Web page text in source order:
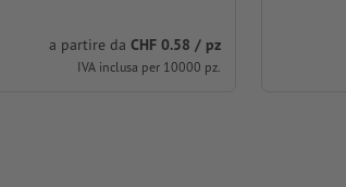
a partire da CHF 0.58 / pz
IVA inclusa per 10000 pz.